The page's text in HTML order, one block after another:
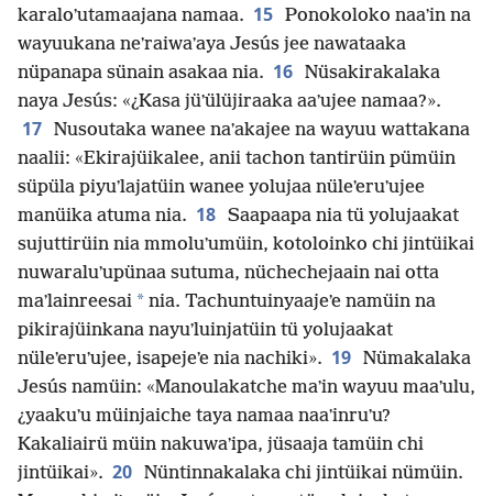
karaloʼutamaajana namaa. 15 Ponokoloko naaʼin na
wayuukana neʼraiwaʼaya Jesús jee nawataaka
nüpanapa sünain asakaa nia. 16 Nüsakirakalaka
naya Jesús: «¿Kasa jüʼülüjiraaka aaʼujee namaa?».
17 Nusoutaka wanee naʼakajee na wayuu wattakana
naalii: «Ekirajüikalee, anii tachon tantirüin pümüin
süpüla piyuʼlajatüin wanee yolujaa nüleʼeruʼujee
manüika atuma nia. 18 Saapaapa nia tü yolujaakat
sujuttirüin nia mmoluʼumüin, kotoloinko chi jintüikai
nuwaraluʼupünaa sutuma, nüchechejaain nai otta
maʼlainreesai * nia. Tachuntuinyaajeʼe namüin na
pikirajüinkana nayuʼluinjatüin tü yolujaakat
nüleʼeruʼujee, isapejeʼe nia nachiki». 19 Nümakalaka
Jesús namüin: «Manoulakatche maʼin wayuu maaʼulu,
¿yaakuʼu müinjaiche taya namaa naaʼinruʼu?
Kakaliairü müin nakuwaʼipa, jüsaaja tamüin chi
jintüikai». 20 Nüntinnakalaka chi jintüikai nümüin.